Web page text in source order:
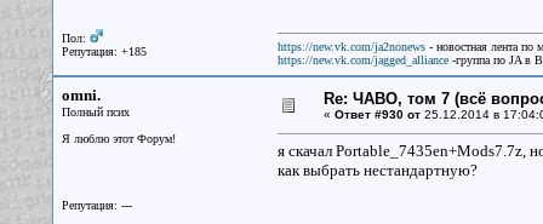
Пол:
Репутация: +185
https://new.vk.com/ja2nonews- новостная лента по
https://new.vk.com/jagged_alliance-группа по JA в
omni.
Полный псих
Я люблю этот Форум!
Репутация: ---
Re: ЧАВО, том 7 (всё
« Ответ #930 от25.12.2014 в
я скачал Portable_7435en+Mods7.7z,
как выбрать нестандартную?